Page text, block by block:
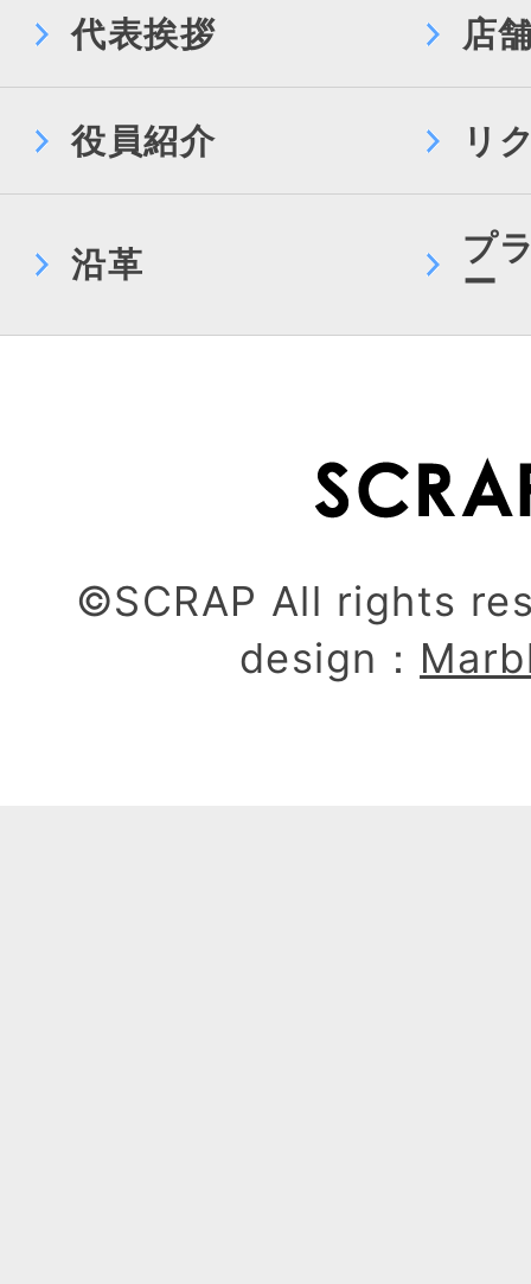
代表挨拶 店
役員紹介 リ
沿革
プ
ー
©SCRAP All rights
design：